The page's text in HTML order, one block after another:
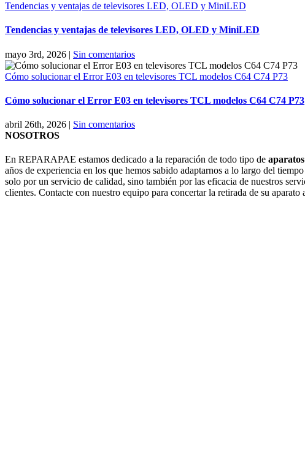
Tendencias y ventajas de televisores LED, OLED y MiniLED
Tendencias y ventajas de televisores LED, OLED y MiniLED
mayo 3rd, 2026 | Sin comentarios
Cómo solucionar el Error E03 en televisores TCL modelos C64 C74 P73
Cómo solucionar el Error E03 en televisores TCL modelos C64 C74 P73
abril 26th, 2026 | Sin comentarios
NOSOTROS
En REPARAPAE estamos dedicado a la reparación de todo tipo de
años de experiencia en los que hemos sabido adaptarnos a lo largo del
solo por un servicio de calidad, sino también por las eficacia de nuestros
clientes. Contacte con nuestro equipo para concertar la retirada de su aparato